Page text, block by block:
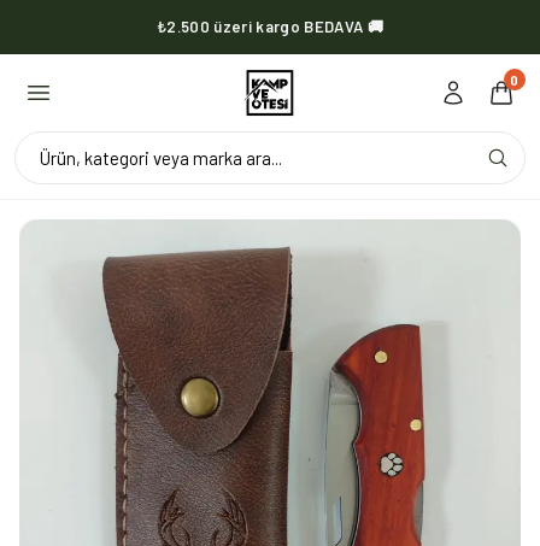
₺2.500 üzeri kargo BEDAVA 🚚
KVOX ürünlerinde kargo her zaman bedava 🔥
0
Ürün, kategori veya marka ara...